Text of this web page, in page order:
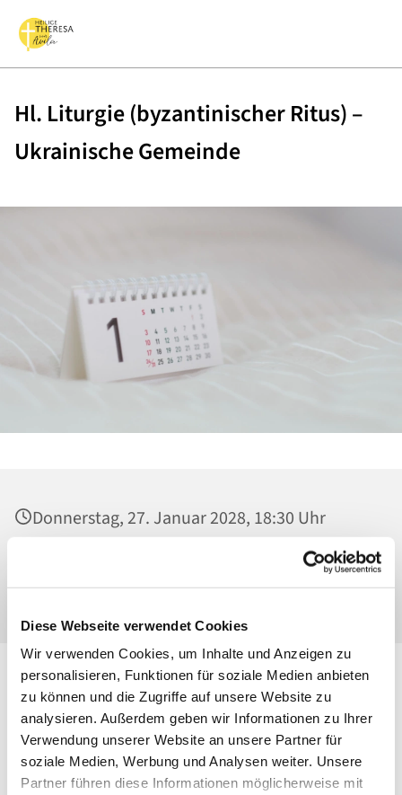
Diese Webseite verwendet Cookies
Wir verwenden Cookies, um Inhalte und Anzeigen zu
personalisieren, Funktionen für soziale Medien anbieten
zu können und die Zugriffe auf unsere Website zu
analysieren. Außerdem geben wir Informationen zu Ihrer
Verwendung unserer Website an unsere Partner für
soziale Medien, Werbung und Analysen weiter. Unsere
Partner führen diese Informationen möglicherweise mit
Hl. Liturgie (byzantinischer Ritus) –
Ukrainische Gemeinde
Donnerstag, 27. Januar 2028, 18:30 Uhr
Heilig Kreuz, Kirche, Malchower Weg 22-24,
13053 Berlin